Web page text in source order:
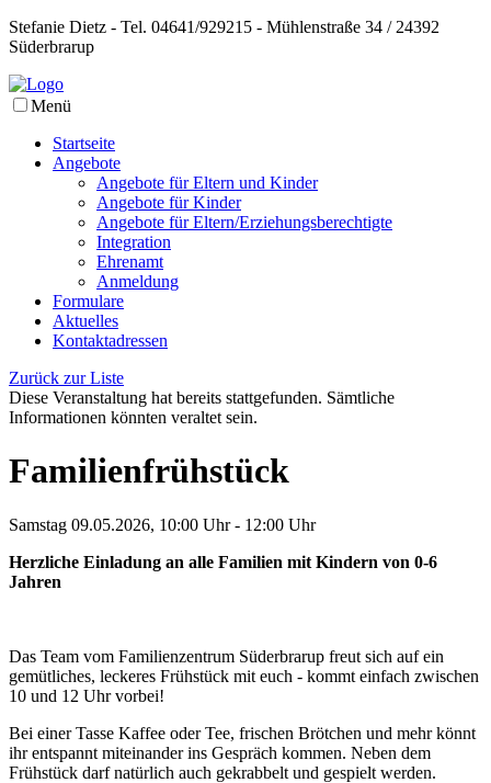
Stefanie Dietz - Tel. 04641/929215 - Mühlenstraße 34 / 24392
Süderbrarup
Menü
Startseite
Angebote
Angebote für Eltern und Kinder
Angebote für Kinder
Angebote für Eltern/Erziehungsberechtigte
Integration
Ehrenamt
Anmeldung
Formulare
Aktuelles
Kontaktadressen
Zurück zur Liste
Diese Veranstaltung hat bereits stattgefunden. Sämtliche
Informationen könnten veraltet sein.
Familienfrühstück
Samstag 09.05.2026, 10:00 Uhr - 12:00 Uhr
Herzliche Einladung an alle Familien mit Kindern von 0-6
Jahren
Das Team vom Familienzentrum Süderbrarup freut sich auf ein
gemütliches, leckeres Frühstück mit euch - kommt einfach zwischen
10 und 12 Uhr vorbei!
Bei einer Tasse Kaffee oder Tee, frischen Brötchen und mehr könnt
ihr entspannt miteinander ins Gespräch kommen. Neben dem
Frühstück darf natürlich auch gekrabbelt und gespielt werden.